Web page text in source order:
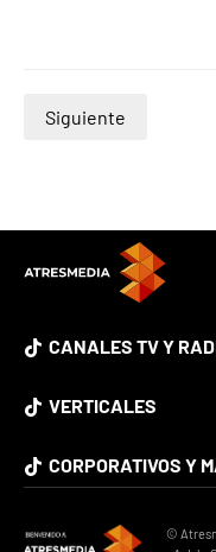
Siguiente
CANALES TV Y
VERTICALES
CORPORATIVOS Y
©